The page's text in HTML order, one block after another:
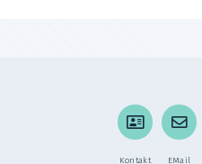
Kontakt EMail